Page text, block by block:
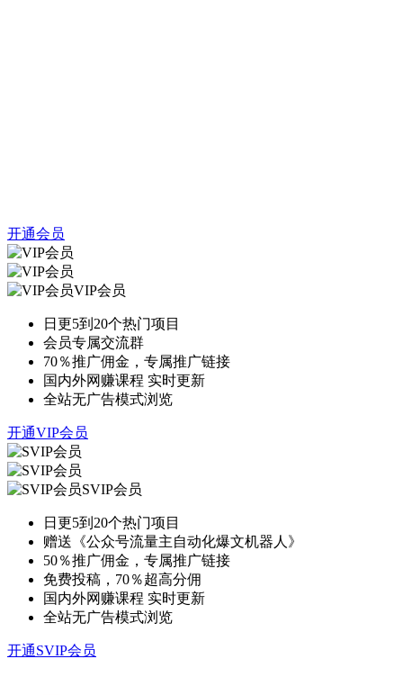
开通会员
VIP会员
日更5到20个热门项目
会员专属交流群
70％推广佣金，专属推广链接
国内外网赚课程 实时更新
全站无广告模式浏览
开通VIP会员
SVIP会员
日更5到20个热门项目
赠送《公众号流量主自动化爆文机器人》
50％推广佣金，专属推广链接
免费投稿，70％超高分佣
国内外网赚课程 实时更新
全站无广告模式浏览
开通SVIP会员